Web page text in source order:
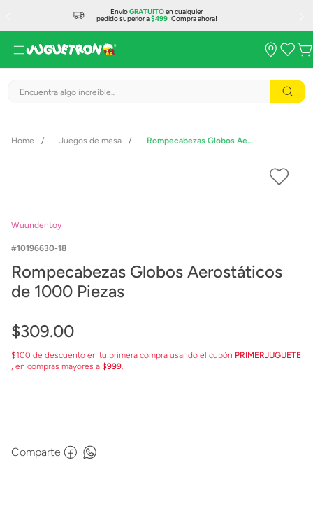
EnvíoGRATUITOen cualquier
pedido superior a$499¡Compra ahora!
Encuentra algo increíble...
Juegos de mesa Rompecabezas Globos Aerostáticos de 1000 Piezas
Wuundentoy
10196630-18
Rompecabezas Globos Aerostáticos
de 1000 Piezas
$309.00
$100 de descuento en tu primera compra usando el cupón PRIMERJUGUETE
, en compras mayores a $999.
Comparte